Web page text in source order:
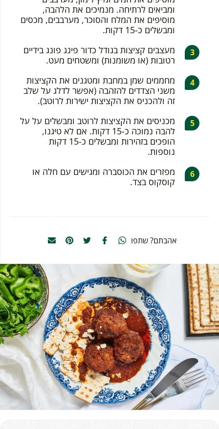
ומביאים לרתיחה. מנמיכים את הלהבה,
מוסיפים את המלח והסוכר, מערבבים, מכסים
ומבשלים כ-15 דקות.
מעצבים קציצות בגודל כדור פינג פונג בידיים
רטובות (או משומנות) ומשטחים מעט.
מחממים שמן במחבת ומטגנים את הקציצות
משני הצדדים להזהבה (אפשר לדלג על שלב
זה ולהכניס את הקציצות ישירות לרוטב).
מכניסים את הקציצות לרוטב ומבשלים על על
להבה נמוכה כ-15 דקות. אם לא טיגנו,
הופכים בזהירות ומבשלים כ-15 דקות
נוספות.
מפזרים את הכוסברה ומגישים עם חלה או
קוסקוס בצד.
אהבתם? שתפו